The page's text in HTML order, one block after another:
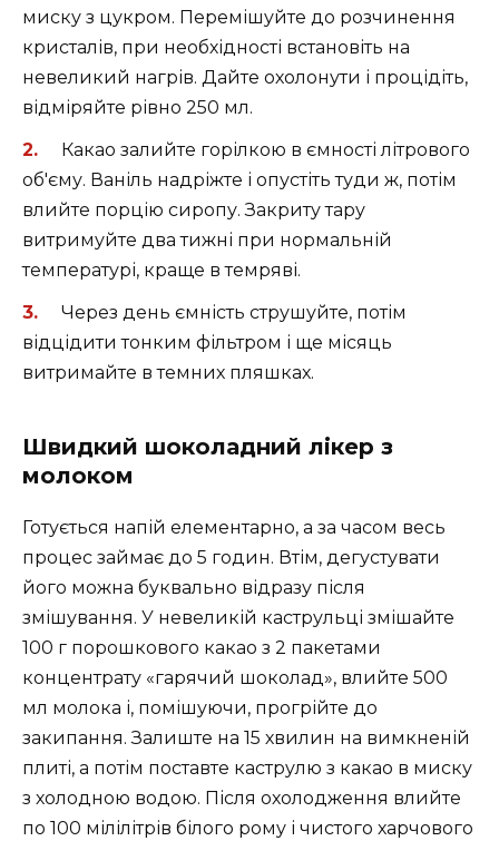
миску з цукром. Перемішуйте до розчинення
кристалів, при необхідності встановіть на
невеликий нагрів. Дайте охолонути і процідіть,
відміряйте рівно 250 мл.
Какао залийте горілкою в ємності літрового
об'єму. Ваніль надріжте і опустіть туди ж, потім
влийте порцію сиропу. Закриту тару
витримуйте два тижні при нормальній
температурі, краще в темряві.
Через день ємність струшуйте, потім
відцідити тонким фільтром і ще місяць
витримайте в темних пляшках.
Швидкий шоколадний лікер з
молоком
Готується напій елементарно, а за часом весь
процес займає до 5 годин. Втім, дегустувати
його можна буквально відразу після
змішування. У невеликій каструльці змішайте
100 г порошкового какао з 2 пакетами
концентрату «гарячий шоколад», влийте 500
мл молока і, помішуючи, прогрійте до
закипання. Залиште на 15 хвилин на вимкненій
плиті, а потім поставте каструлю з какао в миску
з холодною водою. Після охолодження влийте
по 100 мілілітрів білого рому і чистого харчового